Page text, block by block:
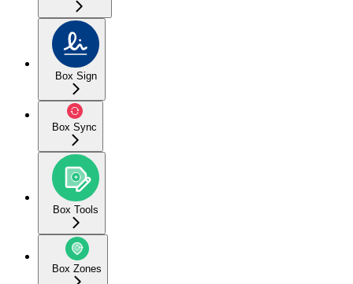
Box Sign
Box Sync
Box Tools
Box Zones